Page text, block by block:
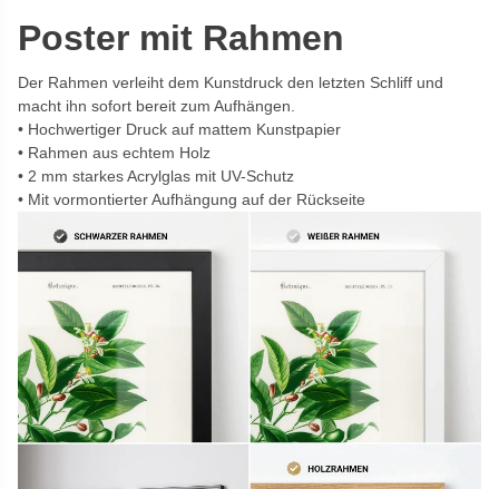
Poster mit Rahmen
Der Rahmen verleiht dem Kunstdruck den letzten Schliff und
macht ihn sofort bereit zum Aufhängen.
Hochwertiger Druck auf mattem Kunstpapier
Rahmen aus echtem Holz
2 mm starkes Acrylglas mit UV-Schutz
Mit vormontierter Aufhängung auf der Rückseite